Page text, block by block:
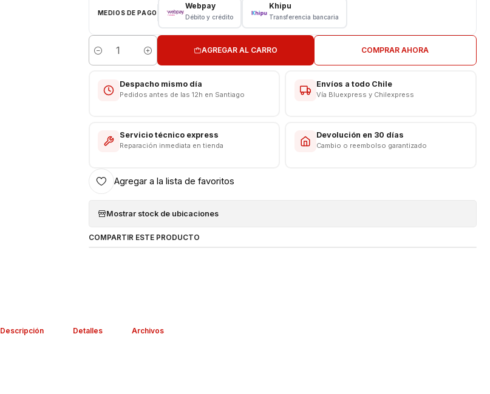
CONSULTE POR INSTALACION EN TIENDA
Respaldo VENTAS ELECTRONICAS
MEDIOS DE PAGO
Webpay
Débito y crédito
Khipu
Transferencia bancaria
Cantidad
AGREGAR AL CARRO COMPRAR AHORA
Despacho mismo día
Pedidos antes de las 12h en Santiago
Envíos a todo Chile
Vía Bluexpress y Chilexpress
Servicio técnico express
Reparación inmediata en tienda
Devolución en 30 días
Cambio o reembolso garantizado
Agregar a la lista de favoritos
Mostrar stock de ubicaciones
COMPARTIR ESTE PRODUCTO
Descripción Detalles Archivos